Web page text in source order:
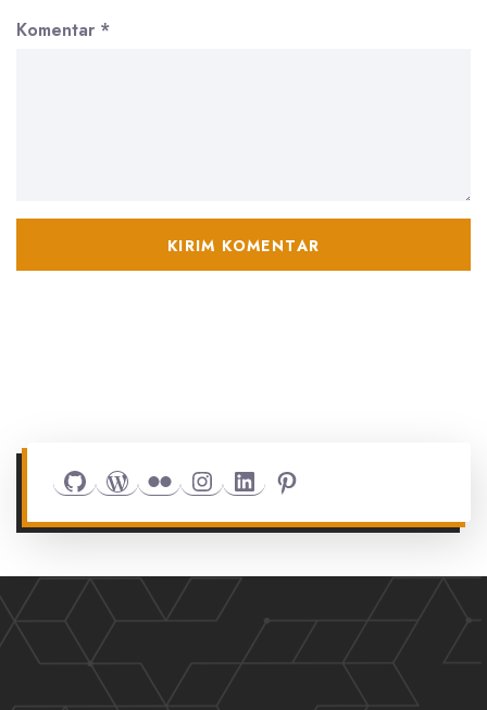
Komentar *
GithubWordPress
FlickrInstagram
LinkedInPinterest